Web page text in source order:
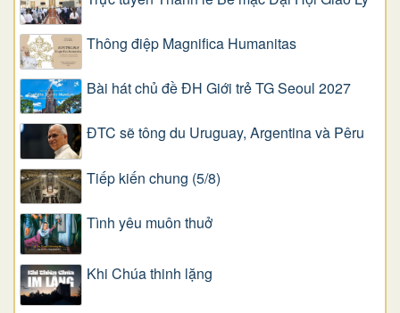
Thông điệp Magnifica Humanitas
Bài hát chủ đề ĐH Giới trẻ TG Seoul 2027
ĐTC sẽ tông du Uruguay, Argentina và Pêru
Tiếp kiến chung (5/8)
Tình yêu muôn thuở
Khi Chúa thinh lặng